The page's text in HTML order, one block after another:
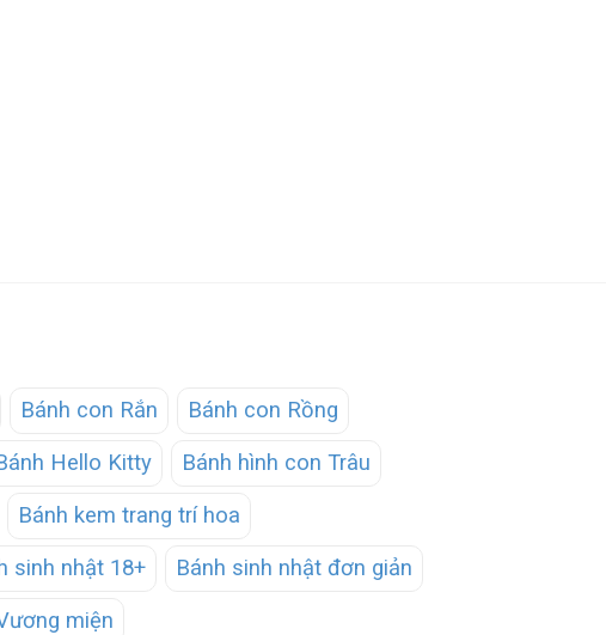
Bánh con Rắn
Bánh con Rồng
Hello Kitty
Bánh hình con Trâu
Bánh kem trang trí hoa
sinh nhật 18+
Bánh sinh nhật đơn giản
miện